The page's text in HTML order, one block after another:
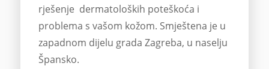
rješenje dermatoloških poteškoća i
problema s vašom kožom. Smještena je u
zapadnom dijelu grada Zagreba, u naselju
Špansko.